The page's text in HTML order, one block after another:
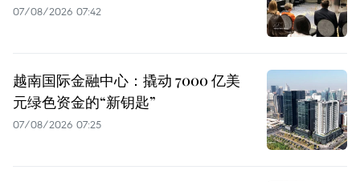
07/08/2026 07:42
越南国际金融中心：撬动 7000 亿美
元绿色资金的“新钥匙”
07/08/2026 07:25